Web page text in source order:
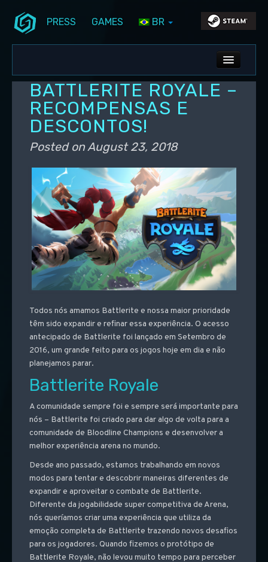
PRESS GAMES BR
ALL NEWS
DEV BLOG
PC UPDATES
PS5 UPDATES
BATTLERITE ROYALE –
RECOMPENSAS E
DESCONTOS!
Posted onAugust 23, 2018
Todos nós amamos Battlerite e nossa maior prioridade
têm sido expandir e refinar essa experiência. O acesso
antecipado de Battlerite foi lançado em Setembro de
2016, um grande feito para os jogos hoje em dia e não
planejamos parar.
Battlerite Royale
A comunidade sempre foi e sempre será importante para
nós – Battlerite foi criado para dar algo de volta para a
comunidade de Bloodline Champions e desenvolver a
melhor experiência arena no mundo.
Desde ano passado, estamos trabalhando em novos
modos para tentar e descobrir maneiras diferentes de
expandir e aproveitar o combate de Battlerite.
Diferente da jogabilidade super competitiva de Arena,
nós queríamos criar uma experiência que utiliza da
emoção completa de Battlerite trazendo novos desafios
para os jogadores. Quando fizemos o protótipo de
Battlerite Royale, não levou muito tempo para perceber